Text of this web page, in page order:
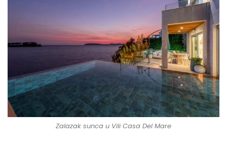
Zalazak sunca u Vili Casa Del Mare